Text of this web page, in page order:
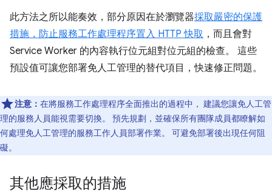
此方法之所以能奏效，部分原因在於瀏覽器採取嚴密的保護
措施，防止服務工作處理程序置入 HTTP 快取 ，而且會對
Service Worker 的內容執行位元組對位元組的檢查。 這些
預設值可讓您部署免人工管理的替代項目，快速修正問題。
注意： 在將服務工作處理程序全面推出的過程中， 建議您讓免人工管
理的服務人員能視需要切換。 預先規劃，並確保所有團隊成員都瞭解如
何處理免人工管理的服務工作人員部署作業。 可避免部署後出現任何阻
礙。
其他應採取的措施